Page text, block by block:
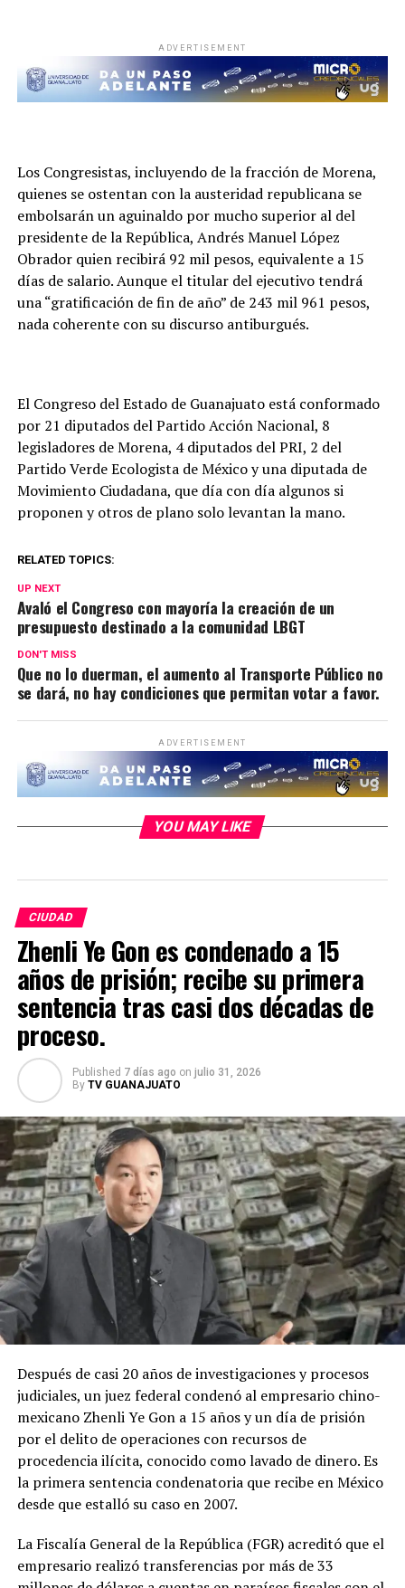
ADVERTISEMENT
Los Congresistas, incluyendo de la fracción de Morena,
quienes se ostentan con la austeridad republicana se
embolsarán un aguinaldo por mucho superior al del
presidente de la República, Andrés Manuel López
Obrador quien recibirá 92 mil pesos, equivalente a 15
días de salario. Aunque el titular del ejecutivo tendrá
una “gratificación de fin de año” de 243 mil 961 pesos,
nada coherente con su discurso antiburgués.
El Congreso del Estado de Guanajuato está conformado
por 21 diputados del Partido Acción Nacional, 8
legisladores de Morena, 4 diputados del PRI, 2 del
Partido Verde Ecologista de México y una diputada de
Movimiento Ciudadana, que día con día algunos si
proponen y otros de plano solo levantan la mano.
RELATED TOPICS:
UP NEXT
Avaló el Congreso con mayoría la creación de un
presupuesto destinado a la comunidad LBGT
DON'T MISS
Que no lo duerman, el aumento al Transporte Público no
se dará, no hay condiciones que permitan votar a favor.
ADVERTISEMENT
YOU MAY LIKE
CIUDAD
Zhenli Ye Gon es condenado a 15
años de prisión; recibe su primera
sentencia tras casi dos décadas de
proceso.
Published 7 días ago on julio 31, 2026
By TV GUANAJUATO
Después de casi 20 años de investigaciones y procesos
judiciales, un juez federal condenó al empresario chino-
mexicano Zhenli Ye Gon a 15 años y un día de prisión
por el delito de operaciones con recursos de
procedencia ilícita, conocido como lavado de dinero. Es
la primera sentencia condenatoria que recibe en México
desde que estalló su caso en 2007.
La Fiscalía General de la República (FGR) acreditó que el
empresario realizó transferencias por más de 33